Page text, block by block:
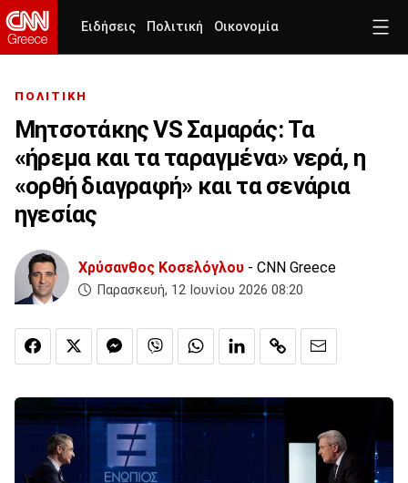
Ειδήσεις Πολιτική Οικονομία
ΠΟΛΙΤΙΚΗ
Μητσοτάκης VS Σαμαράς: Τα
«ήρεμα και τα ταραγμένα» νερά, η
«ορθή διαγραφή» και τα σενάρια
ηγεσίας
Χρύσανθος Κοσελόγλου - CNN Greece
Παρασκευή, 12 Ιουνίου 2026 08:20